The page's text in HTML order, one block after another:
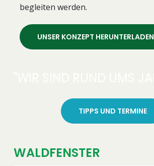
begleiten werden.
UNSER KONZEPT HERUNTERLADEN
TIPPS UND TERMINE
WALDFENSTER